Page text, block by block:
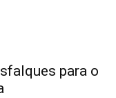
para o